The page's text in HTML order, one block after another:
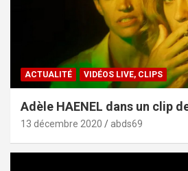
ACTUALITÉ VIDÉOS LIVE, CLIPS
Adèle HAENEL dans un clip
13 décembre 2020 abds69